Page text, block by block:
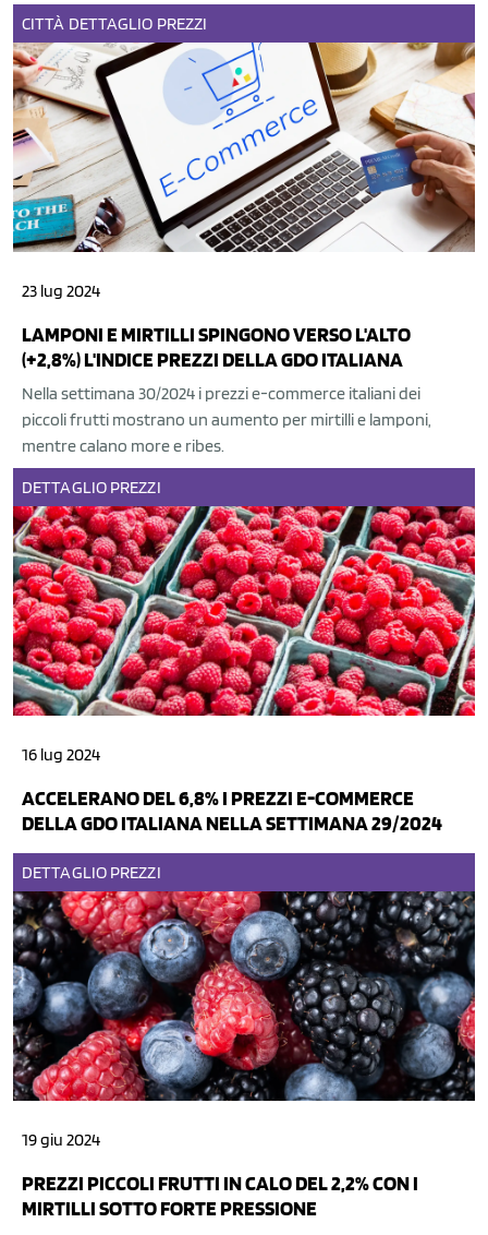
CITTÀ DETTAGLIO PREZZI
23 lug 2024
LAMPONI E MIRTILLI SPINGONO VERSO L'ALTO
(+2,8%) L'INDICE PREZZI DELLA GDO ITALIANA
Nella settimana 30/2024 i prezzi e-commerce italiani dei
piccoli frutti mostrano un aumento per mirtilli e lamponi,
mentre calano more e ribes.
DETTAGLIO PREZZI
16 lug 2024
ACCELERANO DEL 6,8% I PREZZI E-COMMERCE
DELLA GDO ITALIANA NELLA SETTIMANA 29/2024
DETTAGLIO PREZZI
19 giu 2024
PREZZI PICCOLI FRUTTI IN CALO DEL 2,2% CON I
MIRTILLI SOTTO FORTE PRESSIONE